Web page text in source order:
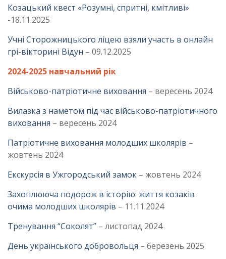
Козацький квест «Розумні, спритні, кмітливі»
-18.11.2025
Учні Сторожницького ліцею взяли участь в онлайн
грі-вікторині Відун – 09.12.2025
2024-2025 навчальний рік
Військово-патріотичне виховання – вересень 2024
Вилазка з наметом під час військово-патріотичного
виховання – вересень 2024
Патріотичне виховання молодших школярів –
жовтень 2024
Екскурсія в Ужгородський замок – жовтень 2024
Захоплююча подорож в історію: життя козаків
очима молодших школярів – 11.11.2024
Тренування “Соколят” – листопад 2024
День українського добровольця – березень 2025